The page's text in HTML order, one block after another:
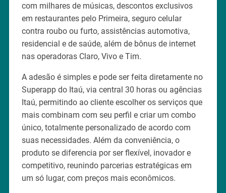
com milhares de músicas, descontos exclusivos
em restaurantes pelo Primeira, seguro celular
contra roubo ou furto, assistências automotiva,
residencial e de saúde, além de bônus de internet
nas operadoras Claro, Vivo e Tim.
A adesão é simples e pode ser feita diretamente no
Superapp do Itaú, via central 30 horas ou agências
Itaú, permitindo ao cliente escolher os serviços que
mais combinam com seu perfil e criar um combo
único, totalmente personalizado de acordo com
suas necessidades. Além da conveniência, o
produto se diferencia por ser flexível, inovador e
competitivo, reunindo parcerias estratégicas em
um só lugar, com preços mais econômicos.